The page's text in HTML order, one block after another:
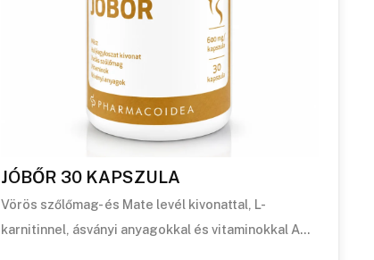
JÓBŐR 30 KAPSZULA
Vörös szőlőmag- és Mate levél kivonattal, L-
karnitinnel, ásványi anyagokkal és vitaminokkal A…